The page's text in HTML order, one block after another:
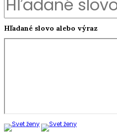
Hľadané slovo alebo výraz